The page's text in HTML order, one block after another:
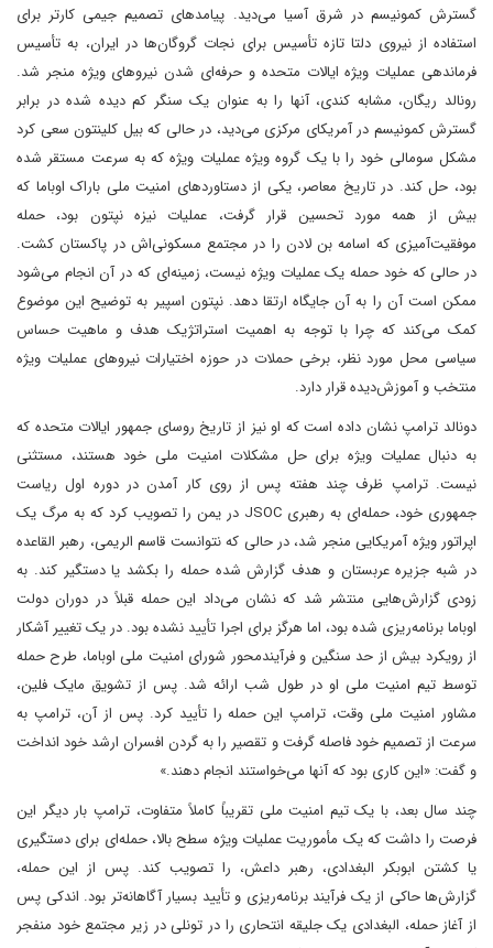
گسترش کمونیسم در شرق آسیا می‌دید. پیامدهای تصمیم جیمی کارتر برای
استفاده از نیروی دلتا تازه تأسیس برای نجات گروگان‌ها در ایران، به تأسیس
فرماندهی عملیات ویژه ایالات متحده و حرفه‌ای شدن نیروهای ویژه منجر شد.
رونالد ریگان، مشابه کندی، آنها را به عنوان یک سنگر کم دیده شده در برابر
گسترش کمونیسم در آمریکای مرکزی می‌دید، در حالی که بیل کلینتون سعی کرد
مشکل سومالی خود را با یک گروه ویژه عملیات ویژه که به سرعت مستقر شده
بود، حل کند. در تاریخ معاصر، یکی از دستاوردهای امنیت ملی باراک اوباما که
بیش از همه مورد تحسین قرار گرفت، عملیات نیزه نپتون بود، حمله
موفقیت‌آمیزی که اسامه بن لادن را در مجتمع مسکونی‌اش در پاکستان کشت.
در حالی که خود حمله یک عملیات ویژه نیست، زمینه‌ای که در آن انجام می‌شود
ممکن است آن را به آن جایگاه ارتقا دهد. نپتون اسپیر به توضیح این موضوع
کمک می‌کند که چرا با توجه به اهمیت استراتژیک هدف و ماهیت حساس
سیاسی محل مورد نظر، برخی حملات در حوزه اختیارات نیروهای عملیات ویژه
منتخب و آموزش‌دیده قرار دارد.
دونالد ترامپ نشان داده است که او نیز از تاریخ روسای جمهور ایالات متحده که
به دنبال عملیات ویژه برای حل مشکلات امنیت ملی خود هستند، مستثنی
نیست. ترامپ ظرف چند هفته پس از روی کار آمدن در دوره اول ریاست
جمهوری خود، حمله‌ای به رهبری JSOC در یمن را تصویب کرد که به مرگ یک
اپراتور ویژه آمریکایی منجر شد، در حالی که نتوانست قاسم الریمی، رهبر القاعده
در شبه جزیره عربستان و هدف گزارش شده حمله را بکشد یا دستگیر کند. به
زودی گزارش‌هایی منتشر شد که نشان می‌داد این حمله قبلاً در دوران دولت
اوباما برنامه‌ریزی شده بود، اما هرگز برای اجرا تأیید نشده بود. در یک تغییر آشکار
از رویکرد بیش از حد سنگین و فرآیندمحور شورای امنیت ملی اوباما، طرح حمله
توسط تیم امنیت ملی او در طول شب ارائه شد. پس از تشویق مایک فلین،
مشاور امنیت ملی وقت، ترامپ این حمله را تأیید کرد. پس از آن، ترامپ به
سرعت از تصمیم خود فاصله گرفت و تقصیر را به گردن افسران ارشد خود انداخت
و گفت: «این کاری بود که آنها می‌خواستند انجام دهند.»
چند سال بعد، با یک تیم امنیت ملی تقریباً کاملاً متفاوت، ترامپ بار دیگر این
فرصت را داشت که یک مأموریت عملیات ویژه سطح بالا، حمله‌ای برای دستگیری
یا کشتن ابوبکر البغدادی، رهبر داعش، را تصویب کند. پس از این حمله،
گزارش‌ها حاکی از یک فرآیند برنامه‌ریزی و تأیید بسیار آگاهانه‌تر بود. اندکی پس
از آغاز حمله، البغدادی یک جلیقه انتحاری را در تونلی در زیر مجتمع خود منفجر